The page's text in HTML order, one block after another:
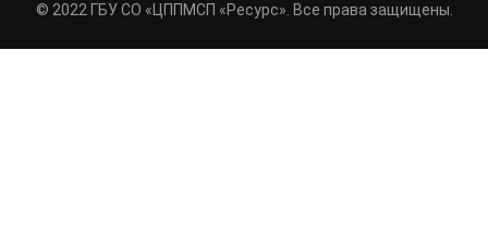
© 2022 ГБУ СО «ЦППМСП «Ресурс». Все права защищены.